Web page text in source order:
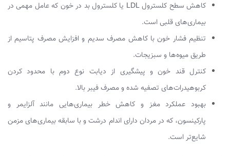
کاهش سطح کلسترول LDL یا کلسترول بد در خون که عامل مهمی در
بیماری‌های قلبی است.
تنظیم فشار خون با کاهش مصرف سدیم و افزایش مصرف پتاسیم از
طریق میوه‌ها و سبزیجات.
کنترل قند خون و پیشگیری از دیابت نوع دوم با محدود کردن
کربوهیدرات‌های تصفیه شده و مصرف فیبر بالا.
بهبود عملکرد مغز و کاهش خطر بیماری‌هایی مانند آلزایمر و
پارکینسون، که در مردان دارای اندام درشت و با سابقه بیماری‌های مزمن
شایع‌تر است.